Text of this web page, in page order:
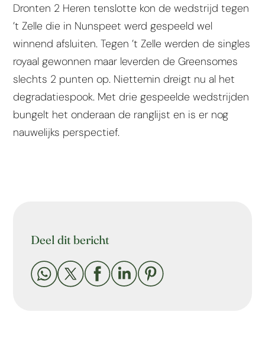
Dronten 2 Heren tenslotte kon de wedstrijd tegen
’t Zelle die in Nunspeet werd gespeeld wel
winnend afsluiten. Tegen ’t Zelle werden de singles
royaal gewonnen maar leverden de Greensomes
slechts 2 punten op. Niettemin dreigt nu al het
degradatiespook. Met drie gespeelde wedstrijden
bungelt het onderaan de ranglijst en is er nog
nauwelijks perspectief.
Deel dit bericht
    